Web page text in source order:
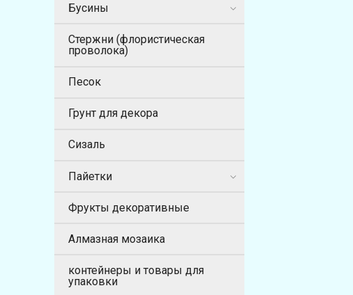
Бусины
Стержни (флористическая
проволока)
Песок
Грунт для декора
Сизаль
Пайетки
Фрукты декоративные
Алмазная мозаика
контейнеры и товары для
упаковки